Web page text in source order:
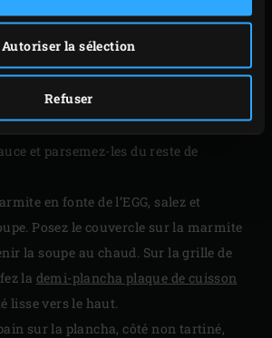
Autoriser la sélection
Refuser
obtention d’une sauce lisse.
réduire jusqu’à ce qu’elle
d’un yaourt épais. Salez et
de muscade. Mélangez un tiers du
la béchamel. Recouvrez les tranches
et parsemez-les du reste de
en fonte de l’EGG, salez et
Posez le couvercle sur la marmite
la soupe au chaud. Sur la grille de
la demi-plancha plaque de cuisson
lisse vers le haut.
sur la plancha, côté non tartiné,